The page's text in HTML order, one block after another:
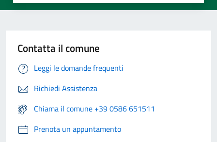
Contatta il comune
Leggi le domande frequenti
Richiedi Assistenza
Chiama il comune +39 0586 651511
Prenota un appuntamento